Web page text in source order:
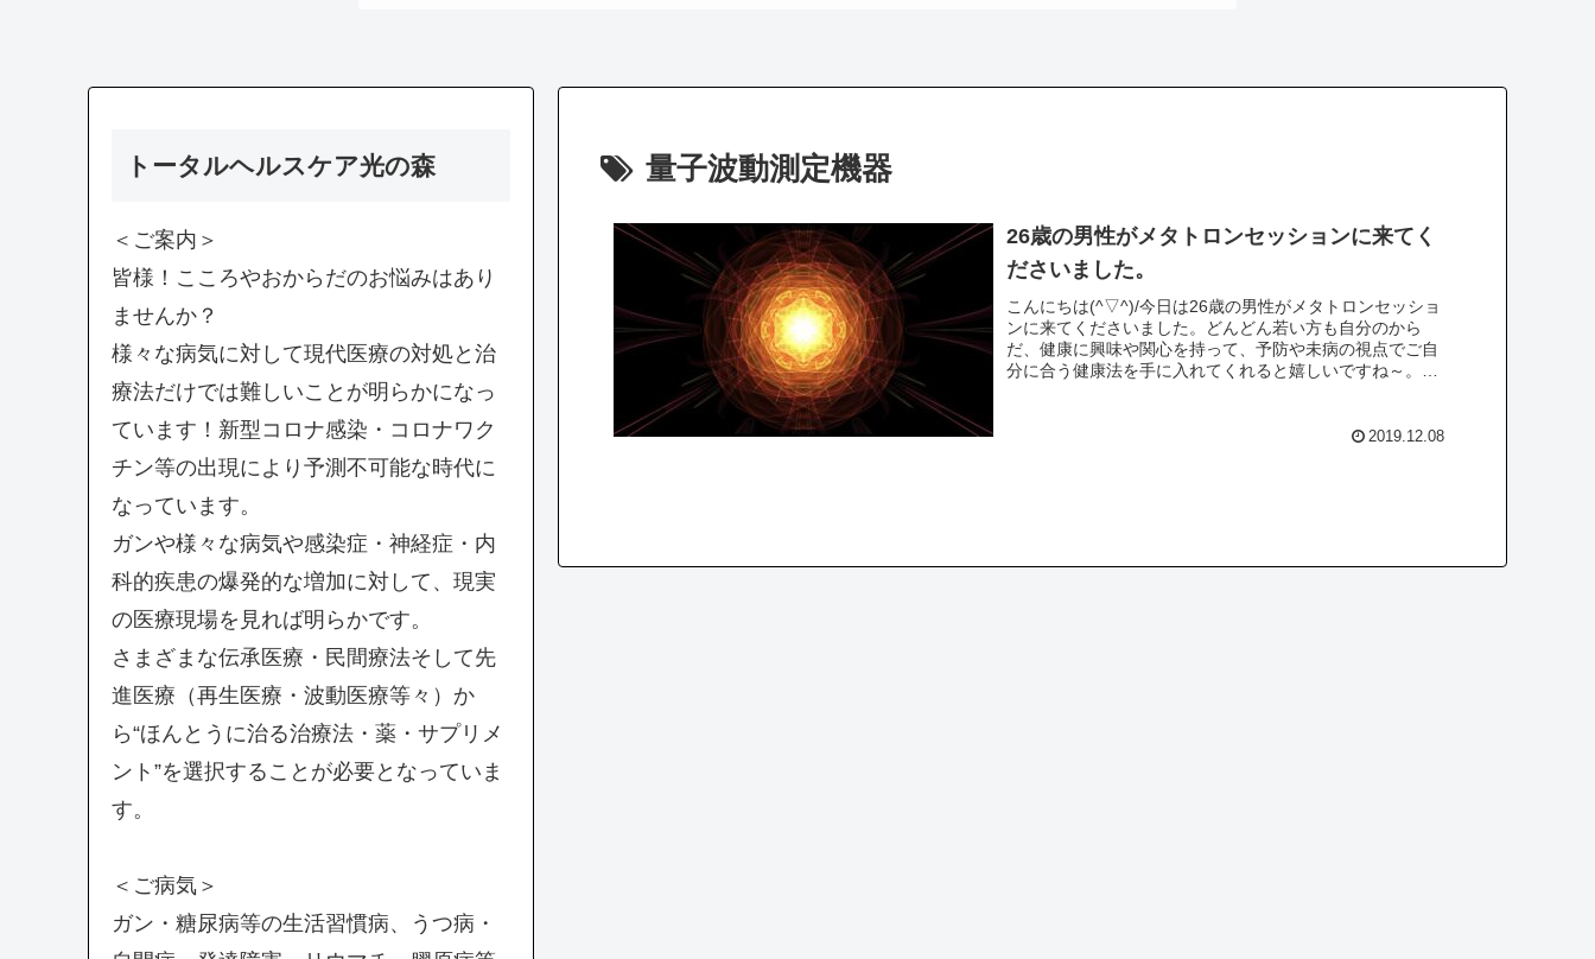
量子波動測定機器
26歳の男性がメタトロンセッションに来てく
ださいました。
こんにちは(^▽^)/今日は26歳の男性がメタトロンセッショ
ンに来てくださいました。どんどん若い方も自分のから
だ、健康に興味や関心を持って、予防や未病の視点でご自
分に合う健康法を手に入れてくれると嬉しいですね～。さ
2019.12.08
トータルヘルスケア光の森
＜ご案内＞
皆様！こころやおからだのお悩みはあり
ませんか？
様々な病気に対して現代医療の対処と治
療法だけでは難しいことが明らかになっ
ています！新型コロナ感染・コロナワク
チン等の出現により予測不可能な時代に
なっています。
ガンや様々な病気や感染症・神経症・内
科的疾患の爆発的な増加に対して、現実
の医療現場を見れば明らかです。
さまざまな伝承医療・民間療法そして先
進医療（再生医療・波動医療等々）か
ら“ほんとうに治る治療法・薬・サプリメ
ント”を選択することが必要となっていま
す。
＜ご病気＞
ガン・糖尿病等の生活習慣病、うつ病・